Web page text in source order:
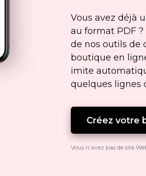
Vous avez déjà
au format PDF
de nos outils de
boutique en
imite
quelques lignes
Créez votre
Vous n’avez pas de site